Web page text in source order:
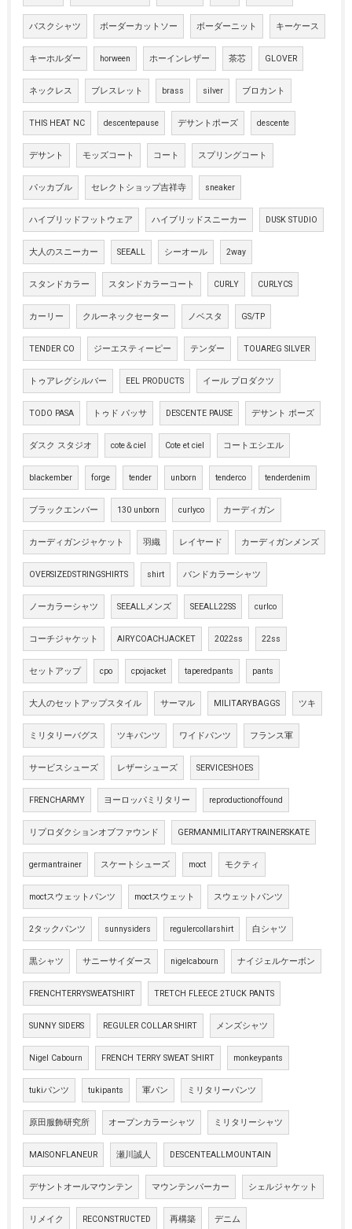
バスクシャツ ボーダーカットソー ボーダーニット キーケース
キーホルダー horween ホーインレザー 茶芯 GLOVER
ネックレス ブレスレット brass silver ブロカント
THIS HEAT NC descentepause デサントポーズ descente
デサント モッズコート コート スプリングコート
パッカブル セレクトショップ吉祥寺 sneaker
ハイブリッドフットウェア ハイブリッドスニーカー DUSK STUDIO
大人のスニーカー SEEALL シーオール 2way
スタンドカラー スタンドカラーコート CURLY CURLYCS
カーリー クルーネックセーター ノベスタ GS/TP
TENDER CO ジーエスティーピー テンダー TOUAREG SILVER
トゥアレグシルバー EEL PRODUCTS イール プロダクツ
TODO PASA トゥド パッサ DESCENTE PAUSE デサント ポーズ
ダスク スタジオ cote＆ciel Cote et ciel コートエシエル
blackember forge tender unborn tenderco tenderdenim
ブラックエンバー 130 unborn curlyco カーディガン
カーディガンジャケット 羽織 レイヤード カーディガンメンズ
OVERSIZEDSTRINGSHIRTS shirt バンドカラーシャツ
ノーカラーシャツ SEEALLメンズ SEEALL22SS curlco
コーチジャケット AIRYCOACHJACKET 2022ss 22ss
セットアップ cpo cpojacket taperedpants pants
大人のセットアップスタイル サーマル MILITARYBAGGS ツキ
ミリタリーバグス ツキパンツ ワイドパンツ フランス軍
サービスシューズ レザーシューズ SERVICESHOES
FRENCHARMY ヨーロッパミリタリー reproductionoffound
リプロダクションオブファウンド GERMANMILITARYTRAINERSKATE
germantrainer スケートシューズ moct モクティ
moctスウェットパンツ moctスウェット スウェットパンツ
2タックパンツ sunnysiders regulercollarshirt 白シャツ
黒シャツ サニーサイダース nigelcabourn ナイジェルケーボン
FRENCHTERRYSWEATSHIRT TRETCH FLEECE 2TUCK PANTS
SUNNY SIDERS REGULER COLLAR SHIRT メンズシャツ
Nigel Cabourn FRENCH TERRY SWEAT SHIRT monkeypants
tukiパンツ tukipants 軍パン ミリタリーパンツ
原田服飾研究所 オープンカラーシャツ ミリタリーシャツ
MAISONFLANEUR 瀬川誠人 DESCENTEALLMOUNTAIN
デサントオールマウンテン マウンテンパーカー シェルジャケット
リメイク RECONSTRUCTED 再構築 デニム